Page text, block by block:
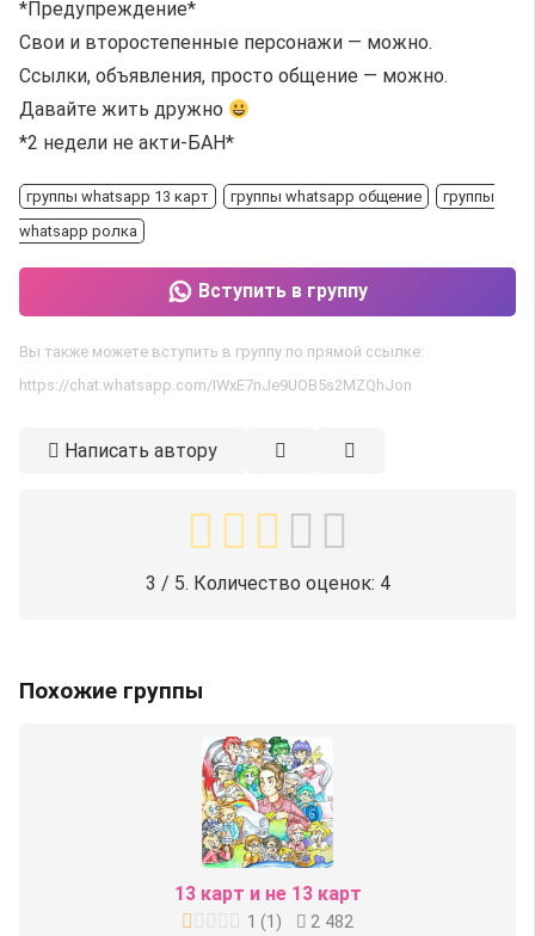
*Предупреждение*
Свои и второстепенные персонажи — можно.
Ссылки, объявления, просто общение — можно.
Давайте жить дружно
*2 недели не акти-БАН*
группы whatsapp 13 карт группы whatsapp общение
группы
whatsapp ролка
Вступить в группу
Вы также можете вступить в группу по прямой ссылке:
https://chat.whatsapp.com/IWxE7nJe9UOB5s2MZQhJon
Написать автору
3 / 5. Количество оценок: 4
Похожие группы
13 карт и не 13 карт
1 (1 )
2 482